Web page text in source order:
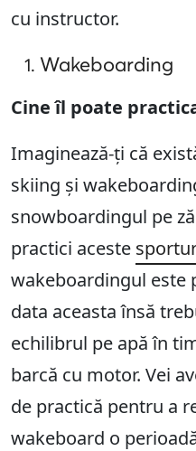
cu instructor.
Wakeboarding
Cine îl poate
Imaginează-ți că
skiing și
snowboardingul pe
practici aceste
wakeboardingul este
data aceasta însă
echilibrul pe apă în
barcă cu motor. Vei
de practică pentru a
wakeboard o